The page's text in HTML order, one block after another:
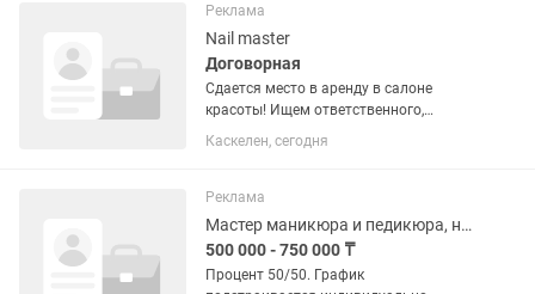
доброжелательное отношение к...
Реклама
Nail master
Договорная
Сдается место в аренду в салоне
красоты! Ищем ответственного,
чистоплотного и трудолюбивого
мастера. ✨ Условия: • Аренда — 35 000
салон — 30% от стоимости...
Каскелен, сегодня
Реклама
Мастер маникюра и педикюра, ногтевой сервис. Nail мастер
500 000 - 750 000 ₸
Процент 50/50. График